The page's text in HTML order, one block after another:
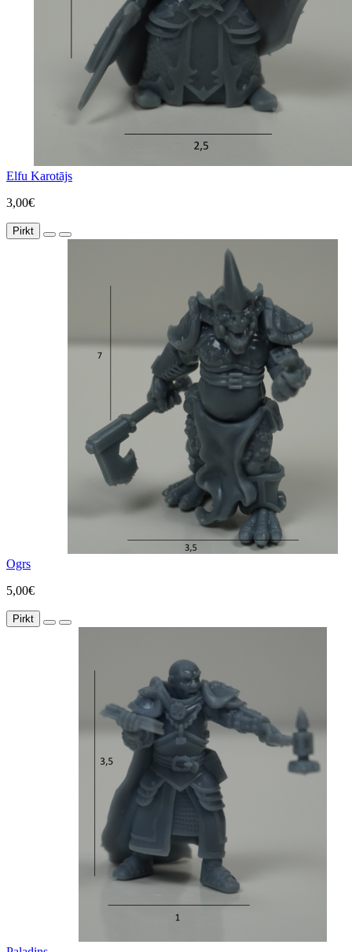
Elfu Karotājs
3,00€
Pirkt
Ogrs
5,00€
Pirkt